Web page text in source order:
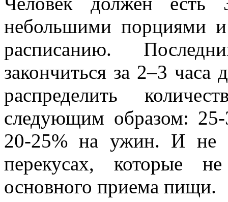
небольшими порциями
расписанию.
закончиться за 2–3
распределить
следующим образом:
20-25% на ужин. И не
перекусах, которые
основного приема пищи.